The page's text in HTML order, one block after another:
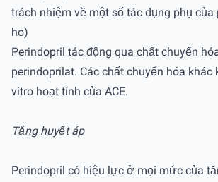
trách nhiệm về một số tác dụng phụ của
ho)
Perindopril tác động qua chất chuyển
perindoprilat. Các chất chuyển hóa khác
vitro hoạt tính của ACE.
Tăng huyết áp
Perindopril có hiệu lực ở mọi mức của